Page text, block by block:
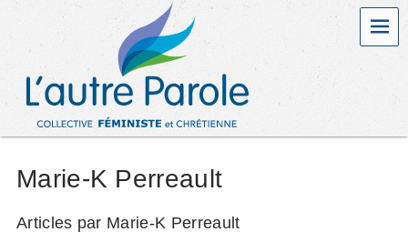
a
u
t
r
O
T
I
E
MEN
U
Marie-K Perreault
Articles par Marie-K Perreault